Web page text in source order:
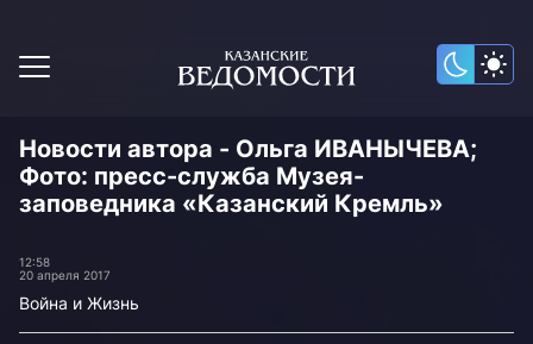
Новости автора - Ольга ИВАНЫЧЕВА;
Фото: пресс-служба Музея-
заповедника «Казанский Кремль»
12:58
20 апреля 2017
Война и Жизнь